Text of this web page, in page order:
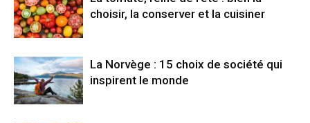
choisir, la conserver et la cuisiner
La Norvège : 15 choix de société qui
inspirent le monde